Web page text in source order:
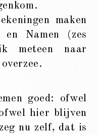
maken
Namen (zes
meteen naar
goed: ofwel
hier blijven
nu zelf, dat is